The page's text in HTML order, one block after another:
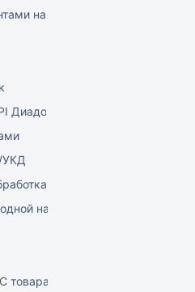
на ТСД
Диадок
УКД
УПД/УКД
накладной на основании
товара